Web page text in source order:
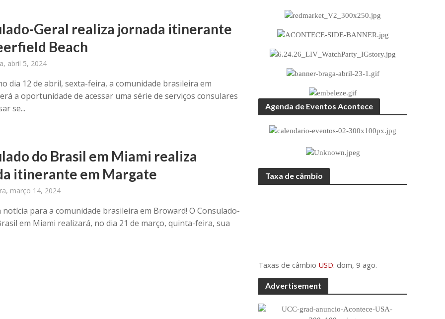
Geral realiza jornada itinerante
Beach
abril 5, 2024
dia 12 de abril, sexta-feira, a comunidade brasileira em
a oportunidade de acessar uma série de serviços consulares
se...
do Brasil em Miami realiza
itinerante em Margate
março 14, 2024
para a comunidade brasileira em Broward! O Consulado-
em Miami realizará, no dia 21 de março, quinta-feira, sua
Agenda de Eventos Acontece
Taxa de câmbio
Taxas de câmbio USD: dom, 9 ago.
Advertisement